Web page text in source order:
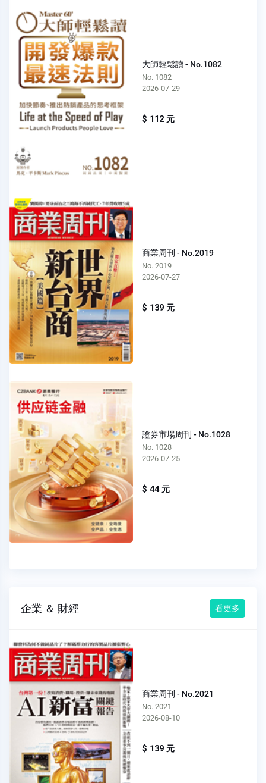
大師輕鬆讀 - No.1082
No. 1082
2026-07-29
$ 112 元
商業周刊 - No.2019
No. 2019
2026-07-27
$ 139 元
證券市場周刊 - No.1028
No. 1028
2026-07-25
$ 44 元
企業 ＆ 財經 看更多
商業周刊 - No.2021
No. 2021
2026-08-10
$ 139 元